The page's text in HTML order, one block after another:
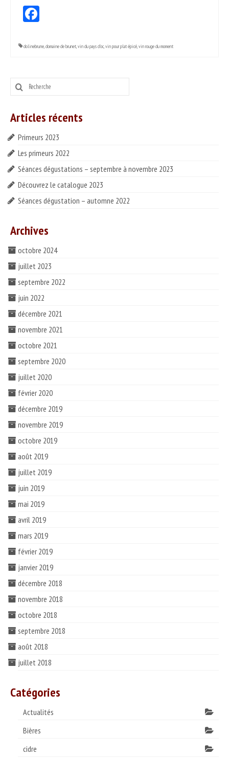
dolinebrune,domaine de brunet,vin du pays d'oc,vin pour plat épicé,vin rouge du moment
Rechercher
:
Articles récents
Primeurs 2023
Les primeurs 2022
Séances dégustations – septembre à novembre 2023
Découvrez le catalogue 2023
Séances dégustation – automne 2022
Archives
octobre 2024
juillet 2023
septembre 2022
juin 2022
décembre 2021
novembre 2021
octobre 2021
septembre 2020
juillet 2020
février 2020
décembre 2019
novembre 2019
octobre 2019
août 2019
juillet 2019
juin 2019
mai 2019
avril 2019
mars 2019
février 2019
janvier 2019
décembre 2018
novembre 2018
octobre 2018
septembre 2018
août 2018
juillet 2018
Catégories
Actualités
Bières
cidre